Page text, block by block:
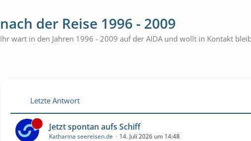
nach der Reise 1996 - 2009
Ihr wart in den Jahren 1996 - 2009 auf der AIDA und wollt in Kontakt
Letzte Antwort
Jetzt spontan aufs Schiff
Katharina seereisen.de 14. Juli 2026 um 14:48